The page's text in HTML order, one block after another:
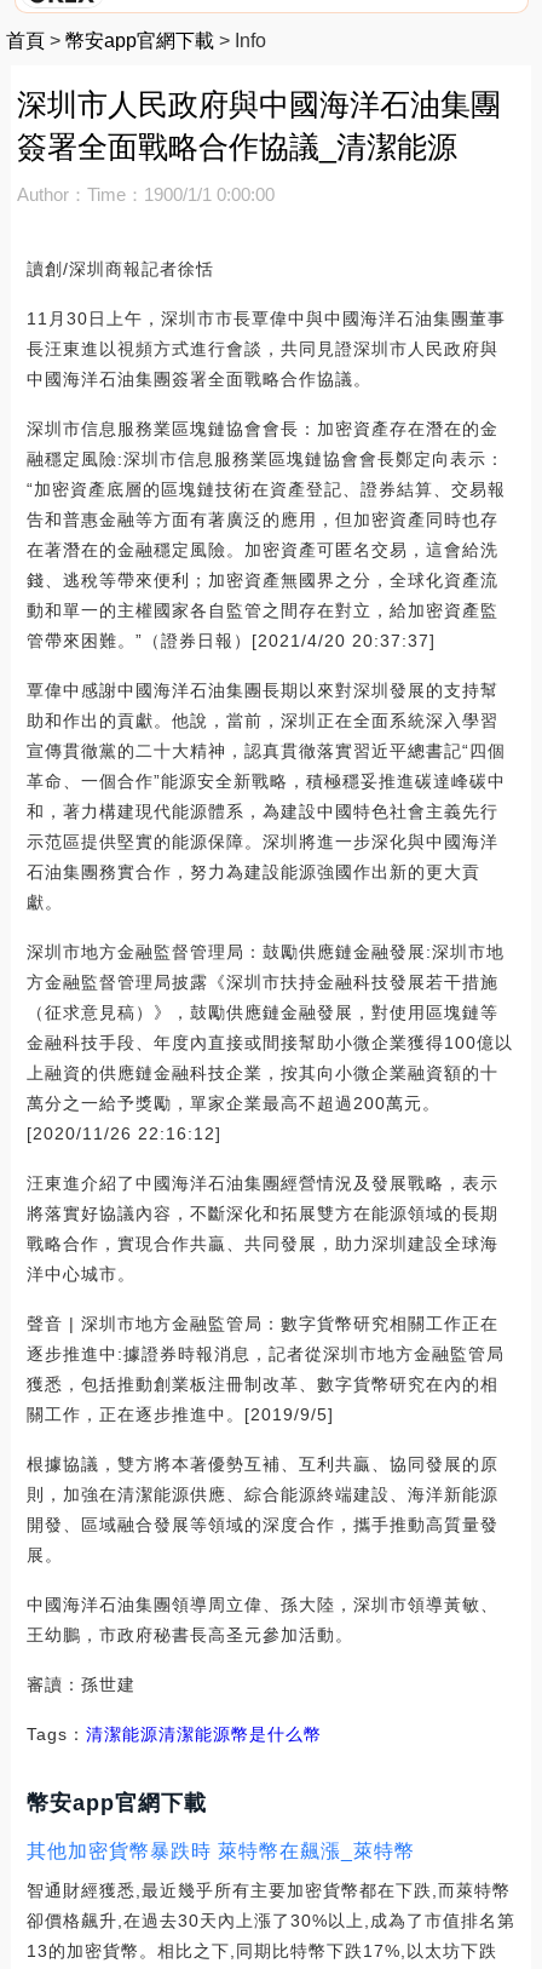
首頁 > 幣安app官網下載 > Info
深圳市人民政府與中國海洋石油集團
簽署全面戰略合作協議_清潔能源
Author： Time：1900/1/1 0:00:00
讀創/深圳商報記者徐恬
11月30日上午，深圳市市長覃偉中與中國海洋石油集團董事
長汪東進以視頻方式進行會談，共同見證深圳市人民政府與
中國海洋石油集團簽署全面戰略合作協議。
深圳市信息服務業區塊鏈協會會長：加密資產存在潛在的金
融穩定風險:深圳市信息服務業區塊鏈協會會長鄭定向表示：
“加密資產底層的區塊鏈技術在資產登記、證券結算、交易報
告和普惠金融等方面有著廣泛的應用，但加密資產同時也存
在著潛在的金融穩定風險。加密資產可匿名交易，這會給洗
錢、逃稅等帶來便利；加密資產無國界之分，全球化資產流
動和單一的主權國家各自監管之間存在對立，給加密資產監
管帶來困難。”（證券日報）[2021/4/20 20:37:37]
覃偉中感謝中國海洋石油集團長期以來對深圳發展的支持幫
助和作出的貢獻。他說，當前，深圳正在全面系統深入學習
宣傳貫徹黨的二十大精神，認真貫徹落實習近平總書記“四個
革命、一個合作”能源安全新戰略，積極穩妥推進碳達峰碳中
和，著力構建現代能源體系，為建設中國特色社會主義先行
示范區提供堅實的能源保障。深圳將進一步深化與中國海洋
石油集團務實合作，努力為建設能源強國作出新的更大貢
獻。
深圳市地方金融監督管理局：鼓勵供應鏈金融發展:深圳市地
方金融監督管理局披露《深圳市扶持金融科技發展若干措施
（征求意見稿）》，鼓勵供應鏈金融發展，對使用區塊鏈等
金融科技手段、年度內直接或間接幫助小微企業獲得100億以
上融資的供應鏈金融科技企業，按其向小微企業融資額的十
萬分之一給予獎勵，單家企業最高不超過200萬元。
[2020/11/26 22:16:12]
汪東進介紹了中國海洋石油集團經營情況及發展戰略，表示
將落實好協議內容，不斷深化和拓展雙方在能源領域的長期
戰略合作，實現合作共贏、共同發展，助力深圳建設全球海
洋中心城市。
聲音 | 深圳市地方金融監管局：數字貨幣研究相關工作正在
逐步推進中:據證券時報消息，記者從深圳市地方金融監管局
獲悉，包括推動創業板注冊制改革、數字貨幣研究在內的相
關工作，正在逐步推進中。[2019/9/5]
根據協議，雙方將本著優勢互補、互利共贏、協同發展的原
則，加強在清潔能源供應、綜合能源終端建設、海洋新能源
開發、區域融合發展等領域的深度合作，攜手推動高質量發
展。
中國海洋石油集團領導周立偉、孫大陸，深圳市領導黃敏、
王幼鵬，市政府秘書長高圣元參加活動。
審讀：孫世建
Tags： 清潔能源清潔能源幣是什么幣
幣安app官網下載
其他加密貨幣暴跌時 萊特幣在飆漲_萊特幣
智通財經獲悉,最近幾乎所有主要加密貨幣都在下跌,而萊特幣
卻價格飆升,在過去30天內上漲了30%以上,成為了市值排名第
13的加密貨幣。相比之下,同期比特幣下跌17%,以太坊下跌